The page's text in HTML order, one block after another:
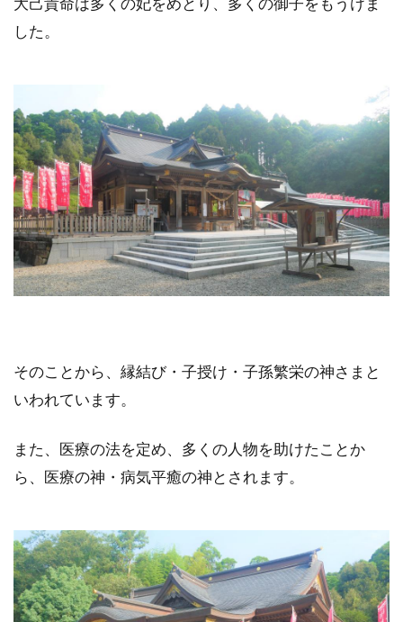
した。
そのことから、縁結び・子授け・子孫繁栄の神さまと
いわれています。
また、医療の法を定め、多くの人物を助けたことか
ら、医療の神・病気平癒の神とされます。